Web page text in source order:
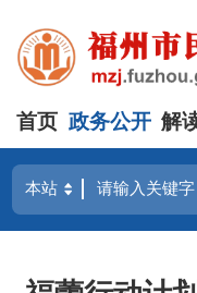
首页 政务公开 解